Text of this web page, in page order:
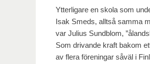
Ytterligare en skola som
Isak Smeds, alltså samma
var Julius Sundblom,
Som drivande kraft bakom
av flera föreningar såväl i